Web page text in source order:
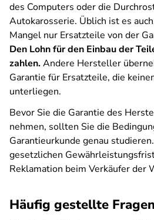
des Computers oder die
Autokarosserie. Üblich ist es
Mangel nur Ersatzteile von der
Den Lohn für den Einbau der
zahlen.Andere Hersteller
Garantie für Ersatzteile, die
unterliegen.
Bevor Sie die Garantie des
nehmen, sollten Sie die
Garantieurkunde genau
gesetzlichen
Reklamation beim Verkäufer der
Häufig gestellte Fragen